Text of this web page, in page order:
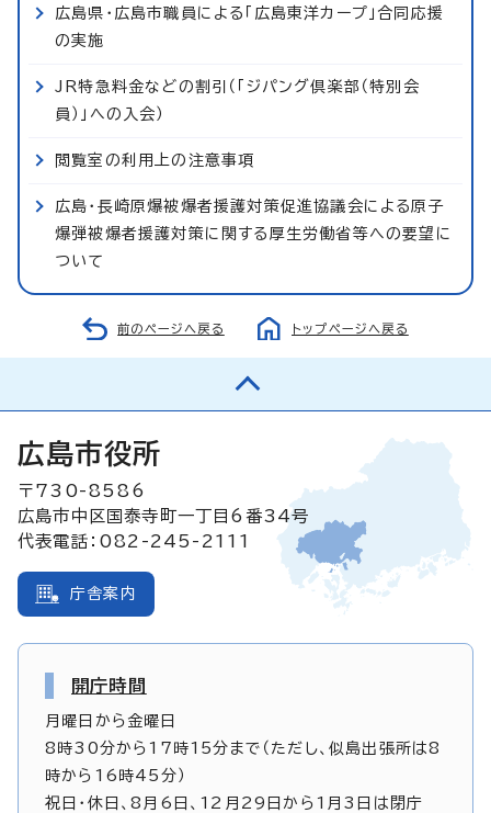
広島県・広島市職員による「広島東洋カープ」合同応援
の実施
JR特急料金などの割引（「ジパング倶楽部（特別会
員）」への入会）
閲覧室の利用上の注意事項
広島・長崎原爆被爆者援護対策促進協議会による原子
爆弾被爆者援護対策に関する厚生労働省等への要望に
ついて
前のページへ戻る トップページへ戻る
広島市役所
〒730-8586
広島市中区国泰寺町一丁目6番34号
代表電話：082-245-2111
庁舎案内
開庁時間
月曜日から金曜日
8時30分から17時15分まで（ただし、似島出張所は8
時から16時45分）
祝日・休日、8月6日、12月29日から1月3日は閉庁